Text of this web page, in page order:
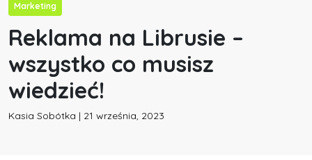
Marketing
Reklama na Librusie –
wszystko co musisz
wiedzieć!
Kasia Sobótka | 21 września, 2023